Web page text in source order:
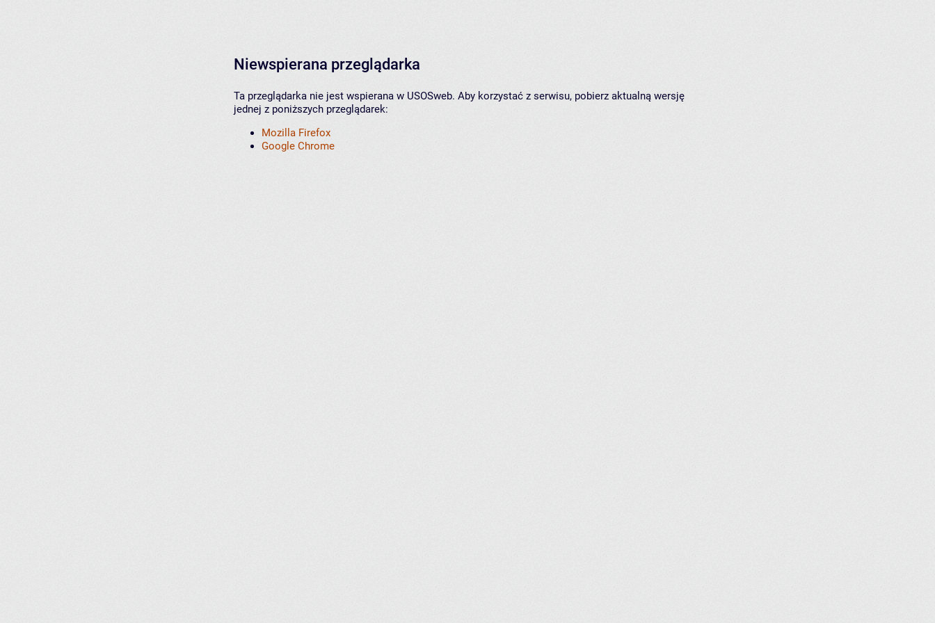
Niewspierana przeglądarka
Ta przeglądarka nie jest wspierana w USOSweb. Aby korzystać z serwisu, pobierz aktualną wersję
jednej z poniższych przeglądarek:
Mozilla Firefox
Google Chrome